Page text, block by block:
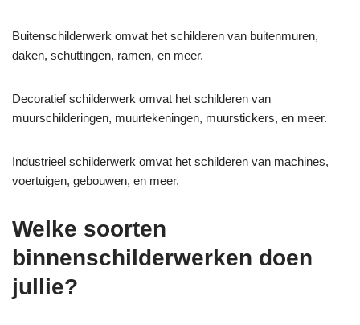
Buitenschilderwerk omvat het schilderen van buitenmuren,
daken, schuttingen, ramen, en meer.
Decoratief schilderwerk omvat het schilderen van
muurschilderingen, muurtekeningen, muurstickers, en meer.
Industrieel schilderwerk omvat het schilderen van machines,
voertuigen, gebouwen, en meer.
Welke soorten
binnenschilderwerken doen
jullie?